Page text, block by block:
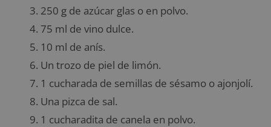
250 g de azúcar glas o en polvo.
75 ml de vino dulce.
10 ml de anís.
Un trozo de piel de limón.
1 cucharada de semillas de sésamo o ajonjolí.
Una pizca de sal.
1 cucharadita de canela en polvo.